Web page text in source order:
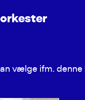
vælge ifm. denne